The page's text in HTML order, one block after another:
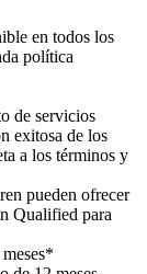
en todos los
política
de servicios
exitosa de los
a los términos y
pueden ofrecer
Qualified para